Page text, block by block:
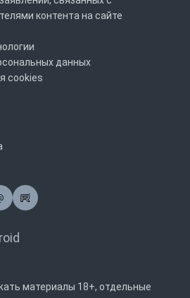
контента на сайте
данных
cookies
материалы 18+, отдельные